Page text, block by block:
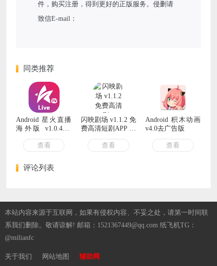
件，购买注册，得到更好的正版服务。侵删请
致信E-mail：
同类推荐
Android 星火直播
海外版 v1.0.46.0
解锁港台版
查看
闪映剧场 v1.1.2 免
费高清短剧APP 全
集无广告追剧神器
查看
Android 积木动画
v4.0去广告版
查看
评论列表
本站内容来源于互联网，如果有侵权内容、不妥之处，请第一时间联
系我们删除。敬请谅解! 邮箱：1521367449@qq.com 纸飞机TG：
@milianfc
关于我们 网站地图 辅助网